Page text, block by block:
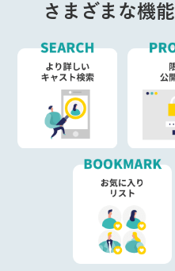
さまざまな機能